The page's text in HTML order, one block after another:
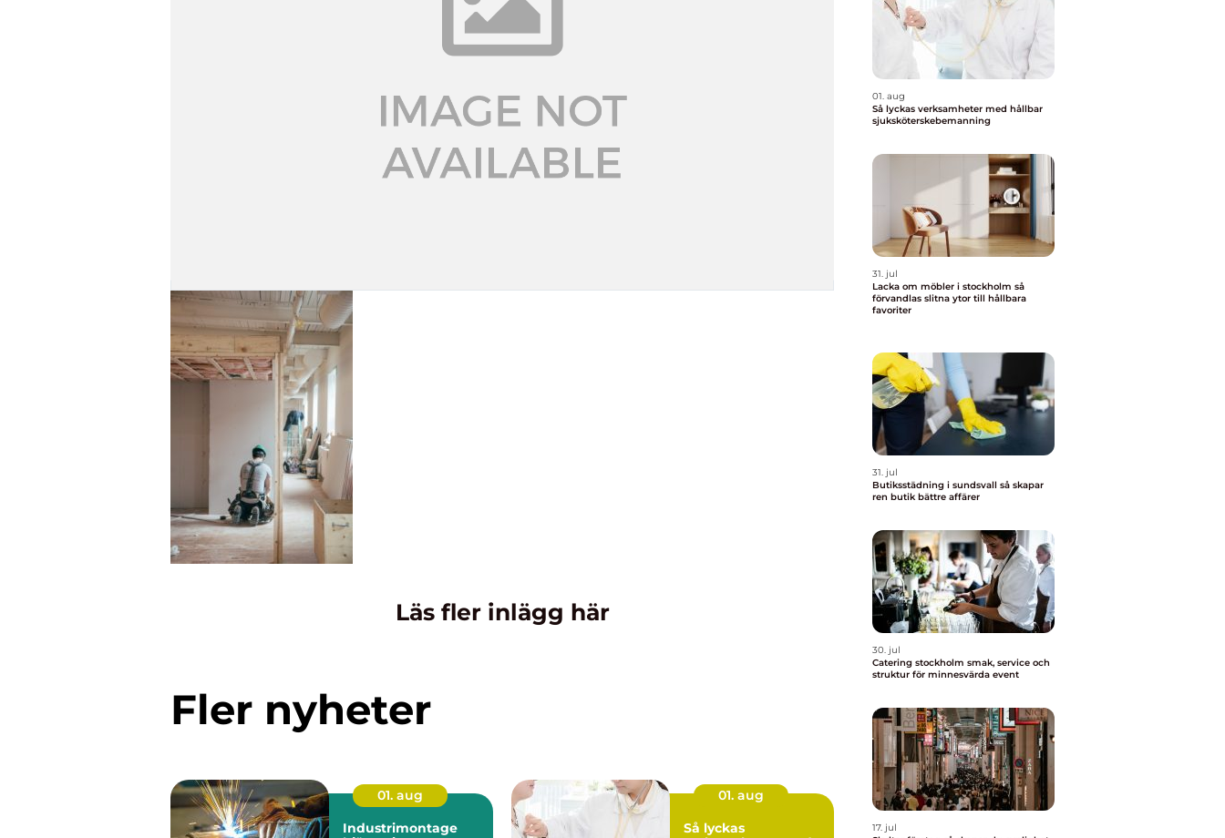
Läs fler inlägg här
Fler nyheter
01. aug
Industrimontage
01. aug
Så lyckas
01. aug
Så lyckas verksamheter med hållbar
sjuksköterskebemanning
31. jul
Lacka om möbler i stockholm så
förvandlas slitna ytor till hållbara
favoriter
31. jul
Butiksstädning i sundsvall så skapar
ren butik bättre affärer
30. jul
Catering stockholm smak, service och
struktur för minnesvärda event
17. jul